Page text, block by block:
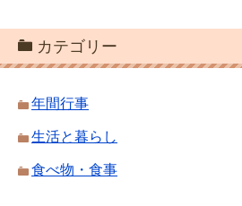
カテゴリー
年間行事
生活と暮らし
食べ物・食事